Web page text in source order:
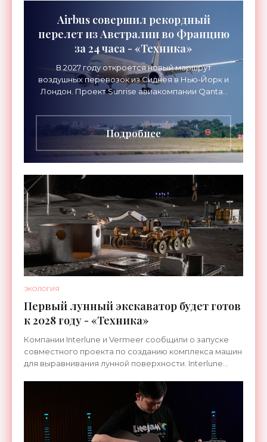
Airbus совершил рекордный
перелет из Австралии во Францию
за 24 часа - «Техника»
В 2027 году откроется новый маршрут
воздушных перевозок из Сиднея в Нью-Йорк и
Лондон. Проект Sunrise авиакомпании Qantas
длительностью до 24
Подробнее
ЭКОЛОГИЯ
Первый лунный экскаватор будет готов
к 2028 году - «Техника»
Компании Interlune и Vermeer сообщили о запуске
совместного проекта по созданию комплекса машин
для выравнивания лунной поверхности. Interlune